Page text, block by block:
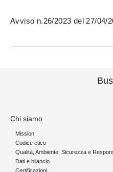
Avviso n.26/2023 del 27/04/
Chi siamo
Mission
Codice etico
Qualità, Ambiente, Sicurezza e
Dati e bilancio
Certificazioni